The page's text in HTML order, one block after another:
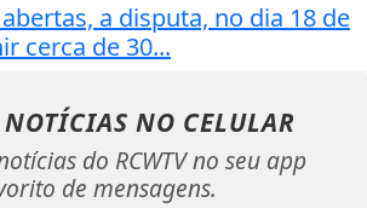
a disputa, no dia 18 de
cerca de 30...
NOTÍCIAS NO CELULAR
do RCWTV no seu app
de mensagens.